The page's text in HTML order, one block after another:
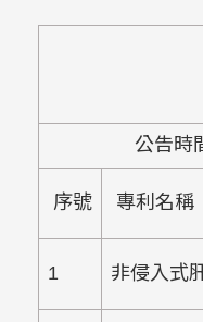
公告時
序號 專利名稱
1 非侵入式